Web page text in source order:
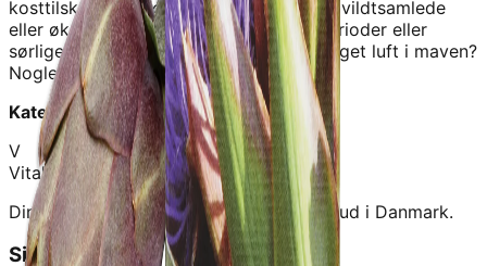
kosttilskud med fokus pø friske planter, vildtsamlede
eller økologisk dyrkede. Oplever du i perioder eller
sørlige situationer og sammenhønge meget luft i maven?
Nogle gang
Kategori: Kosttilskud
V
Vitalance
Din guide til at finde de bedste kosttilskud i Danmark.
Sider